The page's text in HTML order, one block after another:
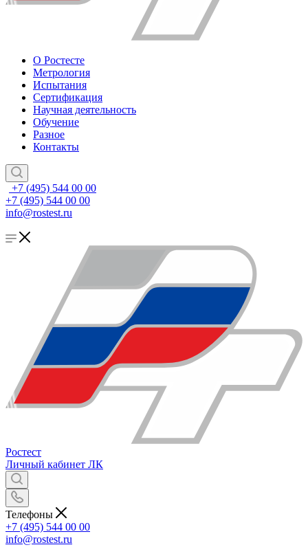
О Ростесте
Метрология
Испытания
Сертификация
Научная деятельность
Обучение
Разное
Контакты
+7 (495) 544 00 00
+7 (495) 544 00 00
info@rostest.ru
Ростест
Личный кабинет ЛК
Телефоны
+7 (495) 544 00 00
info@rostest.ru